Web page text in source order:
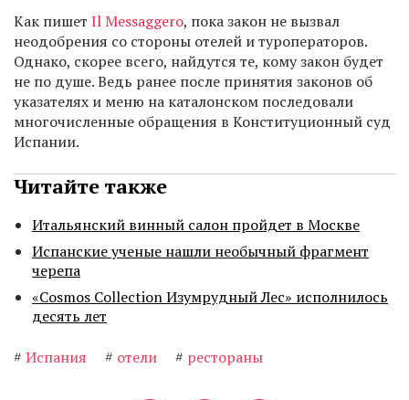
Как пишет Il Messaggero, пока закон не вызвал
неодобрения со стороны отелей и туроператоров.
Однако, скорее всего, найдутся те, кому закон будет
не по душе. Ведь ранее после принятия законов об
указателях и меню на каталонском последовали
многочисленные обращения в Конституционный суд
Испании.
Читайте также
Итальянский винный салон пройдет в Москве
Испанские ученые нашли необычный фрагмент
черепа
«Cosmos Collection Изумрудный Лес» исполнилось
десять лет
# Испания # отели # рестораны